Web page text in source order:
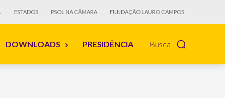
ESTADOS PSOL NA CÂMARA FUNDAÇÃO LAURO CAMPOS
Busca
DOWNLOADS PRESIDÊNCIA